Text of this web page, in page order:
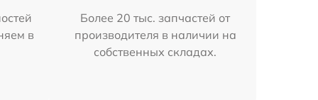
в
Более 20 тыс. запчастей от
производителя в наличии на
собственных складах.